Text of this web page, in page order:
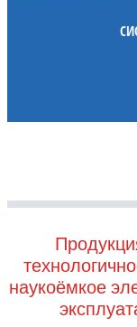
наукоёмкое